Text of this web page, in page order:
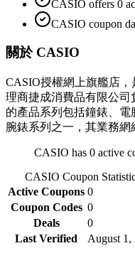
CASIO offers 0
CASIO coupon
關於 CASIO
CASIO授權網上旗艦店
理商捷成消費品有限公
的產品系列包括鐘錶、電
腕錶系列之一，其業務網
CASIO has 0 active
CASIO Coupon
Active Coupons 0
Coupon Codes 0
Deals
0
Last Verified
August 1,